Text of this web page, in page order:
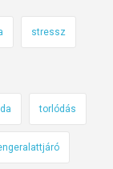
stressz
torlódás